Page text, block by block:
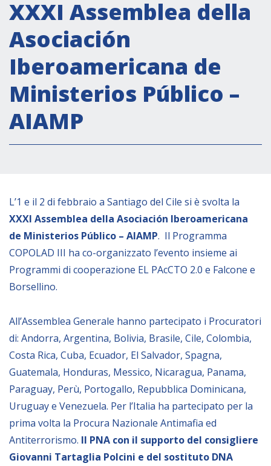
Segreteria Culturale
Segreteria Socio-economica
Segreteria Tecnico scientifica
Forum PMI
Rete per la promozione dell’uguaglianza di
genere
COOPERAZIONE
Patrimonio culturale
Empowerment socio- economico
EUROsociAL
EL PAcCTO
EUROFRONT
COPOLAD III
AL-INVEST Verde
XXXI Assemblea della
Asociación
Iberoamericana de
Ministerios Público –
AIAMP
L’1 e il 2 di febbraio a Santiago del Cile si è svolta la
XXXI Assemblea della Asociación Iberoamericana
de Ministerios Público – AIAMP. Il Programma
COPOLAD III ha co-organizzato l’evento insieme ai
Programmi di cooperazione EL PAcCTO 2.0 e Falcone e
Borsellino.
All’Assemblea Generale hanno partecipato i Procuratori
di: Andorra, Argentina, Bolivia, Brasile, Cile, Colombia,
Costa Rica, Cuba, Ecuador, El Salvador, Spagna,
Guatemala, Honduras, Messico, Nicaragua, Panama,
Paraguay, Perù, Portogallo, Repubblica Dominicana,
Uruguay e Venezuela. Per l’Italia ha partecipato per la
prima volta la Procura Nazionale Antimafia ed
Antiterrorismo. Il PNA con il supporto del consigliere
Giovanni Tartaglia Polcini e del sostituto DNA